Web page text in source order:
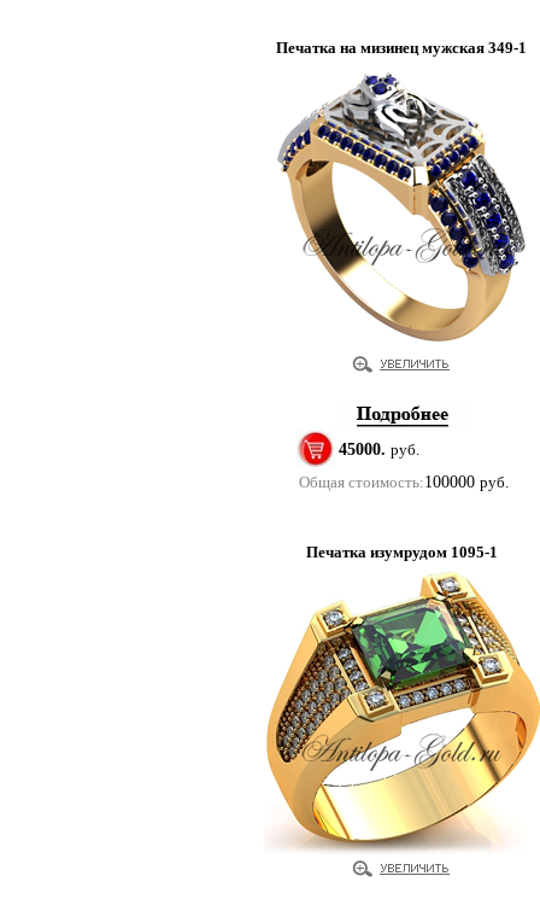
Печатка на мизинец мужская 349-1
45000. руб.
Общая стоимость:100000 руб.
Печатка изумрудом 1095-1